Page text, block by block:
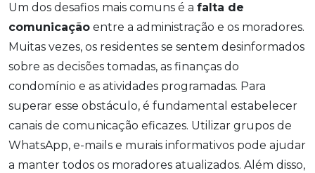
Um dos desafios mais comuns é a falta de
comunicação entre a administração e os moradores.
Muitas vezes, os residentes se sentem desinformados
sobre as decisões tomadas, as finanças do
condomínio e as atividades programadas. Para
superar esse obstáculo, é fundamental estabelecer
canais de comunicação eficazes. Utilizar grupos de
WhatsApp, e-mails e murais informativos pode ajudar
a manter todos os moradores atualizados. Além disso,